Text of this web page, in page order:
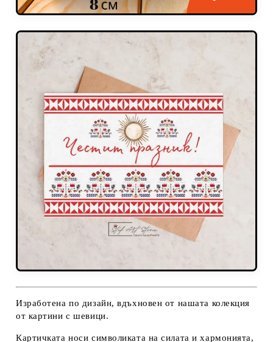
Изработена по дизайн, вдъхновен от нашата колекция
от картини с шевици.
Картичката носи символиката на силата и хармонията,